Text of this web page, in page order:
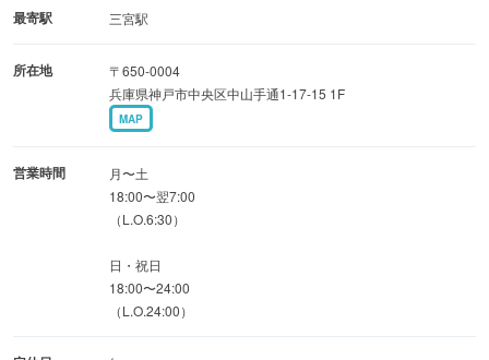
お席はみんなでワイワイグループ利用可能な
ご友人とのお食事や会社帰りの飲み会など、
様々なシーンでご利用いただけます！
神戸でコスパ良く上質なお肉を食べたい方、
ぜひ当店へご予約ください♪
最寄駅 三宮駅
所在地
〒650-0004
兵庫県神戸市中央区中山手通1-17-15 1F
MAP
営業時間
月〜土
18:00〜翌7:00
（L.O.6:30）
日・祝日
18:00〜24:00
（L.O.24:00）